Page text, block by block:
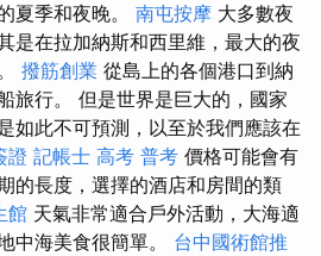
夏季和夜晚。 南屯按摩 大多數夜
是在拉加納斯和西里維，最大的夜
撥筋創業 從島上的各個港口到納
旅行。 但是世界是巨大的，國家
如此不可預測，以至於我們應該在
證 記帳士 高考 普考 價格可能會有
的長度，選擇的酒店和房間的類
館 天氣非常適合戶外活動，大海適
中海美食很簡單。 台中國術館推